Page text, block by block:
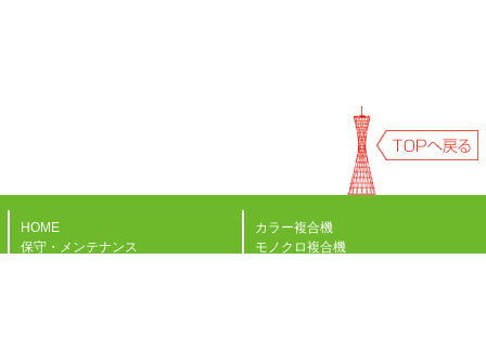
HOME
保守・メンテナンス
カラー複合機
モノクロ複合機